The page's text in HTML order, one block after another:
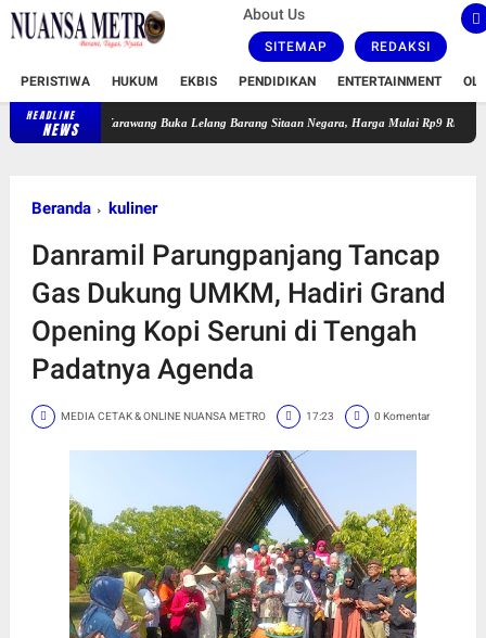
About Us
SITEMAP REDAKSI
PERISTIWA HUKUM EKBIS PENDIDIKAN ENTERTAINMENT
HEADLINE
NEWS
Buka Lelang Barang Sitaan Negara, Harga Mulai Rp9 Ribu, Ada Bus Rp212 Juta
Beranda kuliner
Danramil Parungpanjang Tancap
Gas Dukung UMKM, Hadiri Grand
Opening Kopi Seruni di Tengah
Padatnya Agenda
MEDIA CETAK & ONLINE NUANSA METRO 17:23 0 Komentar